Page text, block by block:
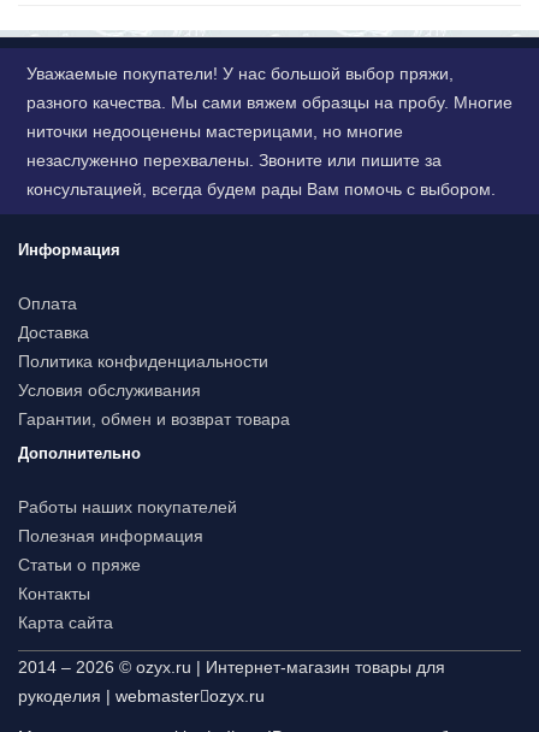
Уважаемые покупатели! У нас большой выбор пряжи,
разного качества. Мы сами вяжем образцы на пробу. Многие
ниточки недооценены мастерицами, но многие
незаслуженно перехвалены. Звоните или пишите за
консультацией, всегда будем рады Вам помочь с выбором.
Информация
Оплата
Доставка
Политика конфиденциальности
Условия обслуживания
Гарантии, обмен и возврат товара
Дополнительно
Работы наших покупателей
Полезная информация
Статьи о пряже
Контакты
Карта сайта
2014 – 2026 © ozyx.ru | Интернет-магазин товары для
рукоделия | webmaster ozyx.ru